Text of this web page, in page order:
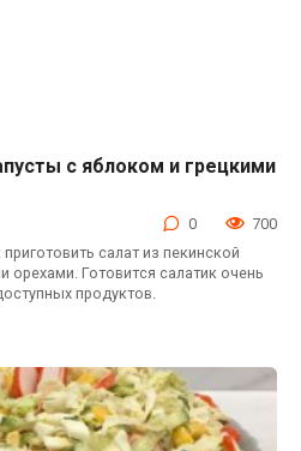
с яблоком и грецкими
0
700
салат из пекинской
орехами. Готовится салатик очень
продуктов.